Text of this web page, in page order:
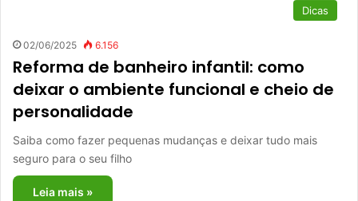
Dicas
02/06/2025 6.156
Reforma de banheiro infantil: como
deixar o ambiente funcional e cheio de
personalidade
Saiba como fazer pequenas mudanças e deixar tudo mais
seguro para o seu filho
Leia mais »